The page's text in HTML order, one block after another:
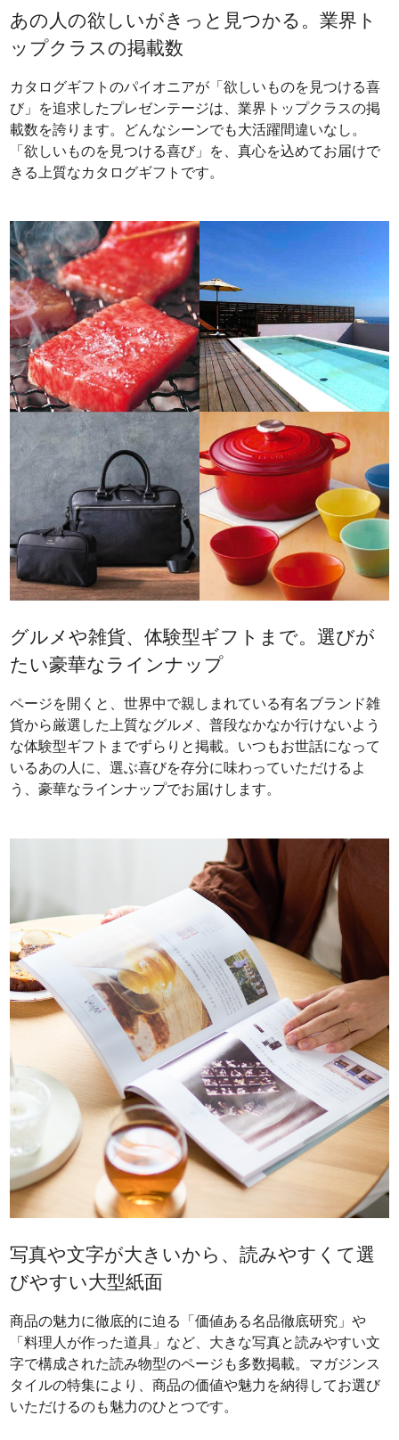
あの人の欲しいがきっと見つかる。業界ト
ップクラスの掲載数
カタログギフトのパイオニアが「欲しいものを見つける喜
び」を追求したプレゼンテージは、業界トップクラスの掲
載数を誇ります。どんなシーンでも大活躍間違いなし。
「欲しいものを見つける喜び」を、真心を込めてお届けで
きる上質なカタログギフトです。
グルメや雑貨、体験型ギフトまで。選びが
たい豪華なラインナップ
ページを開くと、世界中で親しまれている有名ブランド雑
貨から厳選した上質なグルメ、普段なかなか行けないよう
な体験型ギフトまでずらりと掲載。いつもお世話になって
いるあの人に、選ぶ喜びを存分に味わっていただけるよ
う、豪華なラインナップでお届けします。
写真や文字が大きいから、読みやすくて選
びやすい大型紙面
商品の魅力に徹底的に迫る「価値ある名品徹底研究」や
「料理人が作った道具」など、大きな写真と読みやすい文
字で構成された読み物型のページも多数掲載。マガジンス
タイルの特集により、商品の価値や魅力を納得してお選び
いただけるのも魅力のひとつです。